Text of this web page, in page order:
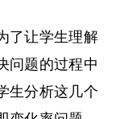
了让学生理解
问题的过程中
生分析这几个